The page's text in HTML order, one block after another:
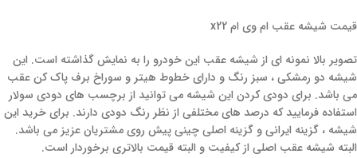
قیمت شیشه عقب ام وی ام x22
تصویر بالا نمونه ای از شیشه عقب این خودرو را به نمایش گذاشته است. این
شیشه دو رمشکی ، سبز رنگ و دارای خطوط هیتر و سوراخ برف پاک کن عقب
می باشد. برای دودی کردن این شیشه می توانید از برچسب های دودی سولار
استفاده فرمایید که درصد های مختلفی از نظر رنگ دودی دارند. برای خرید این
شیشه ، گزینه ایرانی و گزینه اصلی چینی پیش روی مشتریان عزیز می باشد.
البته شیشه عقب اصلی از کیفیت و البته قیمت بالاتری برخوردار است.